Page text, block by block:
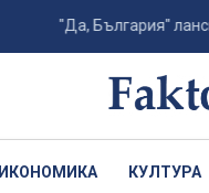
"Да, България" лансира
ИКОНОМИКА КУЛТУРА